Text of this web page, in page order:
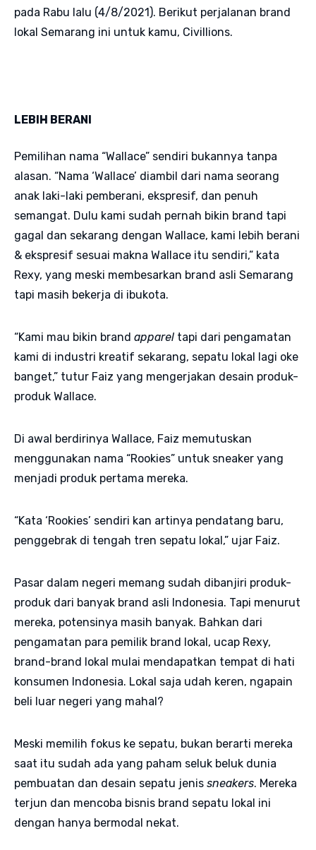
pada Rabu lalu (4/8/2021). Berikut perjalanan brand
lokal Semarang ini untuk kamu, Civillions.
LEBIH BERANI
Pemilihan nama “Wallace” sendiri bukannya tanpa
alasan. “Nama ‘Wallace’ diambil dari nama seorang
anak laki-laki pemberani, ekspresif, dan penuh
semangat. Dulu kami sudah pernah bikin brand tapi
gagal dan sekarang dengan Wallace, kami lebih berani
& ekspresif sesuai makna Wallace itu sendiri,” kata
Rexy, yang meski membesarkan brand asli Semarang
tapi masih bekerja di ibukota.
“Kami mau bikin brand apparel tapi dari pengamatan
kami di industri kreatif sekarang, sepatu lokal lagi oke
banget,” tutur Faiz yang mengerjakan desain produk-
produk Wallace.
Di awal berdirinya Wallace, Faiz memutuskan
menggunakan nama “Rookies” untuk sneaker yang
menjadi produk pertama mereka.
“Kata ‘Rookies’ sendiri kan artinya pendatang baru,
penggebrak di tengah tren sepatu lokal,” ujar Faiz.
Pasar dalam negeri memang sudah dibanjiri produk-
produk dari banyak brand asli Indonesia. Tapi menurut
mereka, potensinya masih banyak. Bahkan dari
pengamatan para pemilik brand lokal, ucap Rexy,
brand-brand lokal mulai mendapatkan tempat di hati
konsumen Indonesia. Lokal saja udah keren, ngapain
beli luar negeri yang mahal?
Meski memilih fokus ke sepatu, bukan berarti mereka
saat itu sudah ada yang paham seluk beluk dunia
pembuatan dan desain sepatu jenis sneakers. Mereka
terjun dan mencoba bisnis brand sepatu lokal ini
dengan hanya bermodal nekat.